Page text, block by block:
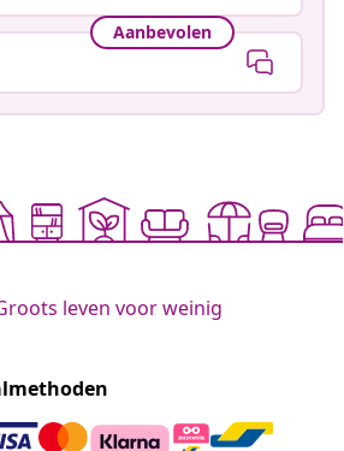
Aanbevolen
leven voor weinig